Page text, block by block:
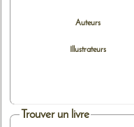
Auteurs
Illustrateurs
Trouver un livre